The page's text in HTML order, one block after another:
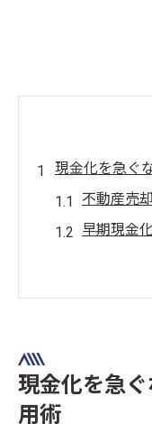
現金化を急ぐ
不動産売
早期現金
不動産売
不動産売
現金化を急
用術